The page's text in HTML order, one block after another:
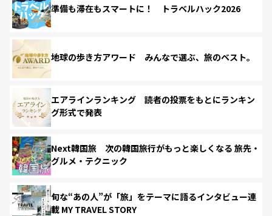
準備も滞在もスマートに！ トラベルハック2026
地球の歩き方アワード みんなで選ぶ、旅のベスト。
エアラインランキング 読者の投票をもとにランキン
グ形式で発表
Next韓国旅 次の韓国旅行がもっと楽しくなる 旅先・
グルメ・テクニック
旬な“あの人”が「旅」をテーマに語るインタビュー連
載 MY TRAVEL STORY